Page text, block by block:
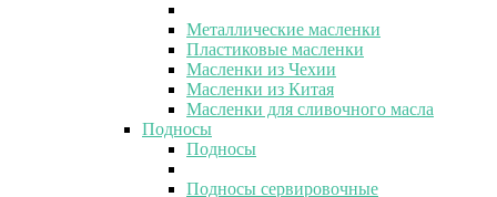
Металлические масленки
Пластиковые масленки
Масленки из Чехии
Масленки из Китая
Масленки для сливочного масла
Подносы
Подносы
Подносы сервировочные